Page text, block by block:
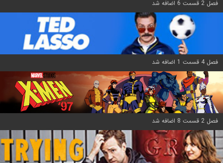
فصل 2 قسمت 6 اضافه شد
فصل 4 قسمت 1 اضافه شد
فصل 2 قسمت 8 اضافه شد